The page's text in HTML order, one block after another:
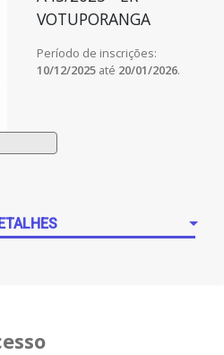
VOTUPORANGA
Período de inscrições:
10/12/2025 até 20/01/2026.